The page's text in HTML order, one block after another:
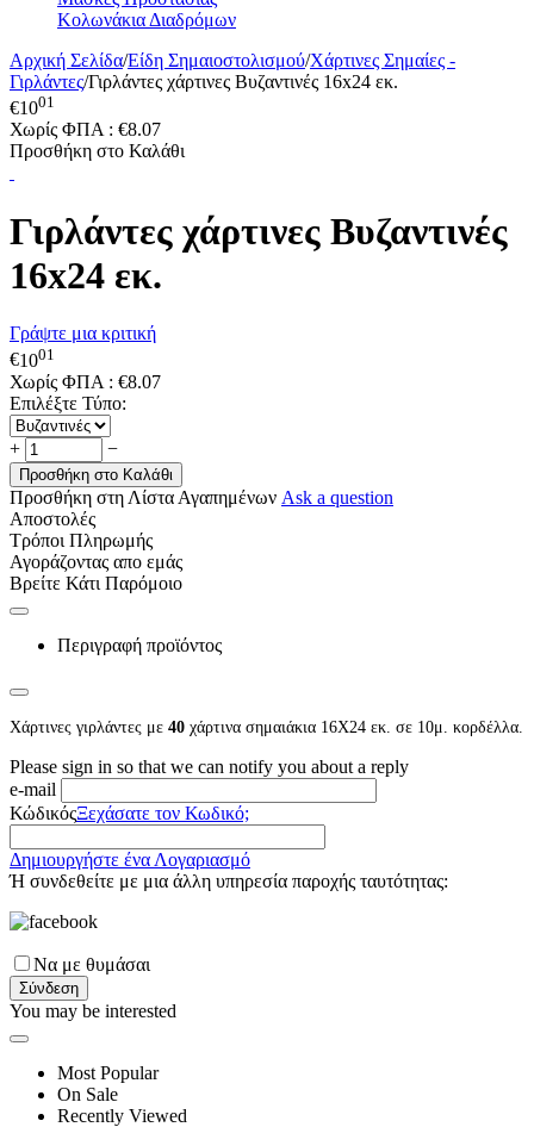
Κολωνάκια Διαδρόμων
Αρχική Σελίδα/Είδη Σημαιοστολισμού/Χάρτινες Σημαίες -
Γιρλάντες/Γιρλάντες χάρτινες Βυζαντινές 16x24 εκ.
€1001
Χωρίς ΦΠΑ : €8.07
Προσθήκη στο Καλάθι
Γιρλάντες χάρτινες Βυζαντινές
16x24 εκ.
Γράψτε μια κριτική
€1001
Χωρίς ΦΠΑ : €8.07
Επιλέξτε Τύπο:
+ −
Προσθήκη στο Καλάθι
Προσθήκη στη Λίστα Αγαπημένων Ask a question
Αποστολές
Τρόποι Πληρωμής
Αγοράζοντας απο εμάς
Βρείτε Κάτι Παρόμοιο
Περιγραφή προϊόντος
Χάρτινες γιρλάντες με 40 χάρτινα σημαιάκια 16Χ24 εκ. σε 10μ. κορδέλλα.
Please sign in so that we can notify you about a reply
e-mail
ΚώδικόςΞεχάσατε τον Κωδικό;
Δημιουργήστε ένα Λογαριασμό
Ή συνδεθείτε με μια άλλη υπηρεσία παροχής ταυτότητας:
Να με θυμάσαι
Σύνδεση
You may be interested
Most Popular
On Sale
Recently Viewed